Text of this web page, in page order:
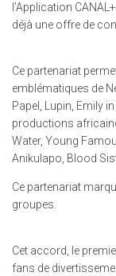
l’Application
déjà une offre de
Ce partenariat
emblématiques de
Papel, Lupin, Emily
productions
Water, Young
Anikulapo, Blood
Ce partenariat
groupes.
Cet accord, le
fans de